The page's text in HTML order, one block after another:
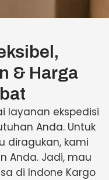
& Harga
layanan ekspedisi
Anda. Untuk
diragukan, kami
Anda. Jadi, mau
di Indone Kargo